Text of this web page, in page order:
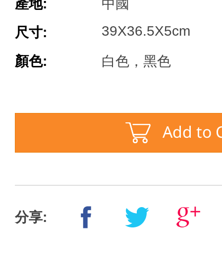
產地:
中國
尺寸:
39X36.5X5cm
顏色:
白色，黑色
分享: